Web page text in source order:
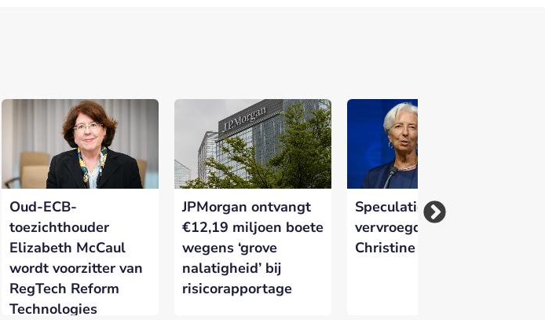
Oud-ECB-
toezichthouder
Elizabeth McCaul
wordt voorzitter van
RegTech Reform
Technologies
JPMorgan ontvangt
€12,19 miljoen boete
wegens ‘grove
nalatigheid’ bij
risicorapportage
Speculaties over
vervroegd vertrek
Christine Lagarde